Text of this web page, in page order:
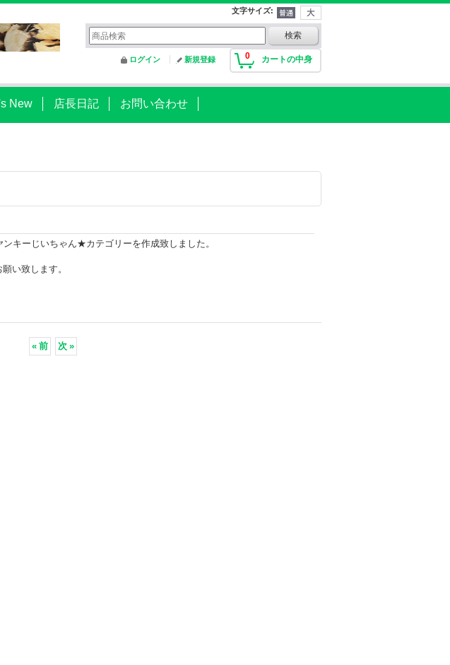
文字サイズ:
0 カートの中身
ログイン 新規登録
New 店長日記 お問い合わせ
キーじいちゃん★カテゴリーを作成致しました。
い致します。
« 前 次 »